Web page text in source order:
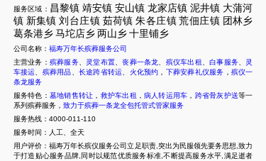
服务区域： 昌黎镇 靖安镇 安山镇 龙家店镇 泥井镇 大蒲河
镇 新集镇 刘台庄镇 茹荷镇 朱各庄镇 荒佃庄镇 团林乡
葛条港乡 马坨店乡 两山乡 十里铺乡
公司名称： 福寿万年长殡葬服务公司
主营业务： 殡葬服务、 灵堂布置 、丧葬一条龙 殡仪车出租 、白事服务
灵
车接运
殡葬用品 长途跨省转运 火化预约 ， 下葬安葬礼仪服务 ， 殡仪一
条龙服务
服务特色： 墓地销售转让 ， 救护车出租 ， 病人转运用车 ， 跨省骨灰护送等一
系列殡葬服务， 致力于殡葬一条龙全包托管式管家服务
服务热线：4000-011-110
服务时间：人工、全天
用户评价：福寿万年长殡仪服务公司立足职责,突出为民服领先要务思想,致力
于打造贴心服务品牌,同时以规范优质服务标准,不断提高服务水平,满足逝者